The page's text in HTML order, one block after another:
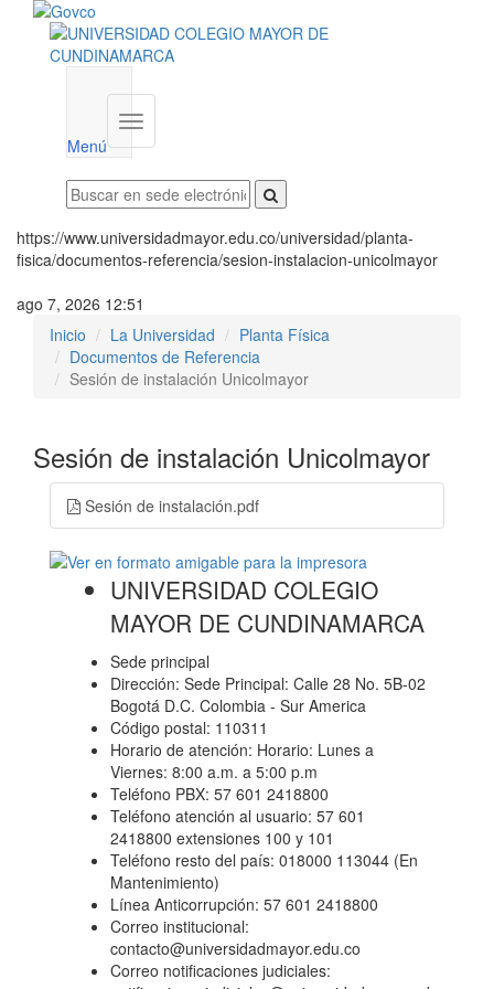
Menú
Menú
institucional
https://www.universidadmayor.edu.co/universidad/planta-
fisica/documentos-referencia/sesion-instalacion-unicolmayor
ago 7, 2026 12:51
Inicio
La Universidad
Planta Física
Documentos de Referencia
Sesión de instalación Unicolmayor
Sesión de instalación Unicolmayor
Sesión de instalación.pdf
UNIVERSIDAD COLEGIO
MAYOR DE CUNDINAMARCA
Sede principal
Dirección: Sede Principal: Calle 28 No. 5B-02
Bogotá D.C. Colombia - Sur America
Código postal: 110311
Horario de atención: Horario: Lunes a
Viernes: 8:00 a.m. a 5:00 p.m
Teléfono PBX: 57 601 2418800
Teléfono atención al usuario: 57 601
2418800 extensiones 100 y 101
Teléfono resto del país: 018000 113044 (En
Mantenimiento)
Línea Anticorrupción: 57 601 2418800
Correo institucional:
contacto@universidadmayor.edu.co
Correo notificaciones judiciales: